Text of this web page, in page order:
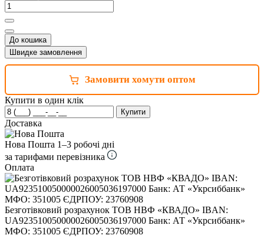
До кошика
Швидке замовлення
Замовити хомути оптом
Купити в один клік
Купити
Доставка
Нова Пошта 1–3 робочі дні
за тарифами перевізника
Оплата
Безготівковий розрахунок ТОВ НВФ «КВАДО» IBAN:
UA923510050000026005036197000 Банк: АТ «Укрсиббанк»
МФО: 351005 ЄДРПОУ: 23760908